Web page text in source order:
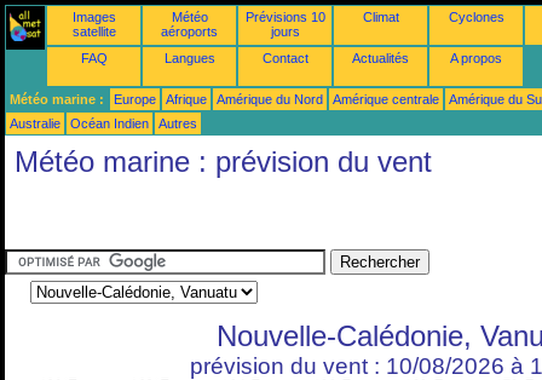
Images
satellite
Météo
aéroports
Prévisions 10
jours
Climat Cyclones
FAQ Langues Contact Actualités A propos
Météo marine : Europe Afrique Amérique du Nord Amérique centrale
Amérique du
Australie
Océan Indien Autres
Météo marine : prévision du vent
Nouvelle-Calédonie,
prévision du vent : 10/08/2026 à